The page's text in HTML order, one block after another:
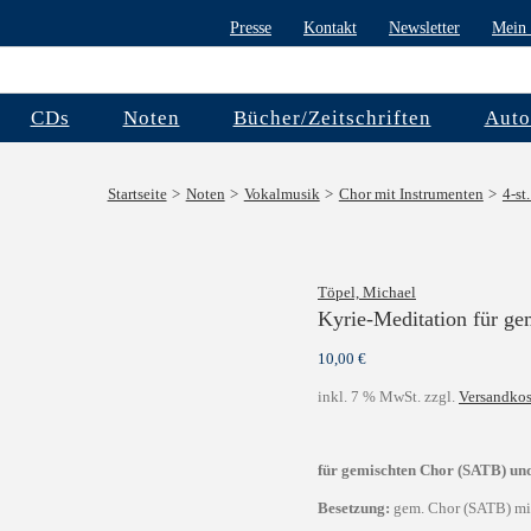
Presse Kontakt Newsletter Mein
CDs Noten Bücher/Zeitschriften
Startseite Noten Vokalmusik Chor mit Instrumenten 4-
Töpel, Michael
Kyrie-Meditation für
10,00 €
inkl. 7 % MwSt. zzgl.
für gemischten Chor (SATB)
Besetzung: gem. Chor (SATB)